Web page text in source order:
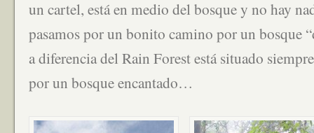
un cartel, está en medio del bosque y no hay
pasamos por un bonito camino por un bosque
a diferencia del Rain Forest está situado
por un bosque encantado…